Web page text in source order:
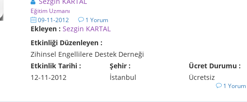
Eğitim Uzmanı
09-11-2012 1 Yorum
Ekleyen : Sezgin KARTAL
Etkinliği Düzenleyen :
Zihinsel Engellilere Destek Derneği
Etkinlik Tarihi :
12-11-2012
Şehir :
İstanbul
Ücret Durumu :
Ücretsiz
1 Yorum